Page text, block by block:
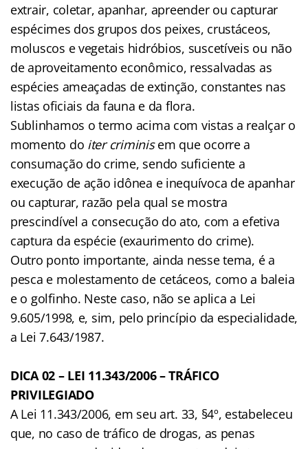
extrair, coletar, apanhar, apreender ou capturar
espécimes dos grupos dos peixes, crustáceos,
moluscos e vegetais hidróbios, suscetíveis ou não
de aproveitamento econômico, ressalvadas as
espécies ameaçadas de extinção, constantes nas
listas oficiais da fauna e da flora.
Sublinhamos o termo acima com vistas a realçar o
momento do iter criminisem que ocorre a
consumação do crime, sendo suficiente a
execução de ação idônea e inequívoca de apanhar
ou capturar, razão pela qual se mostra
prescindível a consecução do ato, com a efetiva
captura da espécie (exaurimento do crime).
Outro ponto importante, ainda nesse tema, é a
pesca e molestamento de cetáceos, como a baleia
e o golfinho. Neste caso, não se aplica a Lei
9.605/1998, e, sim, pelo princípio da especialidade,
a Lei 7.643/1987.
DICA 02 – LEI 11.343/2006 – TRÁFICO
PRIVILEGIADO
A Lei 11.343/2006, em seu art. 33, §4º, estabeleceu
que, no caso de tráfico de drogas, as penas